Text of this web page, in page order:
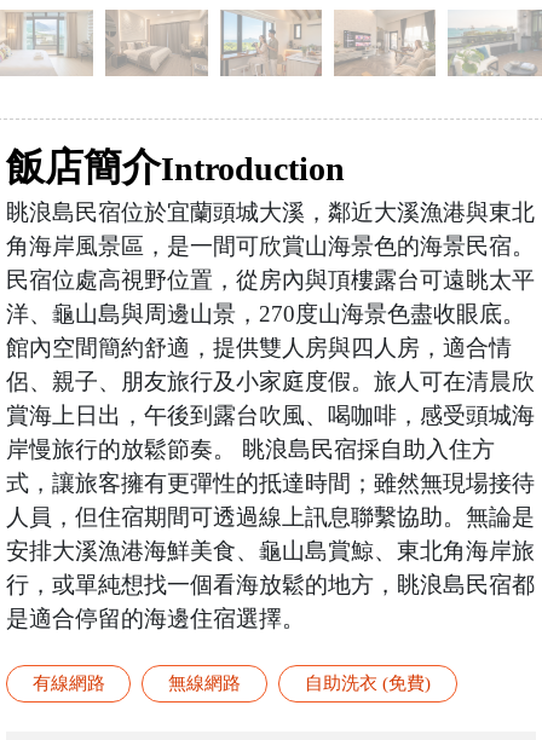
飯店簡介Introduction
眺浪島民宿位於宜蘭頭城大溪，鄰近大溪漁港與東北
角海岸風景區，是一間可欣賞山海景色的海景民宿。
民宿位處高視野位置，從房內與頂樓露台可遠眺太平
洋、龜山島與周邊山景，270度山海景色盡收眼底。
館內空間簡約舒適，提供雙人房與四人房，適合情
侶、親子、朋友旅行及小家庭度假。旅人可在清晨欣
賞海上日出，午後到露台吹風、喝咖啡，感受頭城海
岸慢旅行的放鬆節奏。 眺浪島民宿採自助入住方
式，讓旅客擁有更彈性的抵達時間；雖然無現場接待
人員，但住宿期間可透過線上訊息聯繫協助。無論是
安排大溪漁港海鮮美食、龜山島賞鯨、東北角海岸旅
行，或單純想找一個看海放鬆的地方，眺浪島民宿都
是適合停留的海邊住宿選擇。
有線網路 無線網路 自助洗衣 (免費)